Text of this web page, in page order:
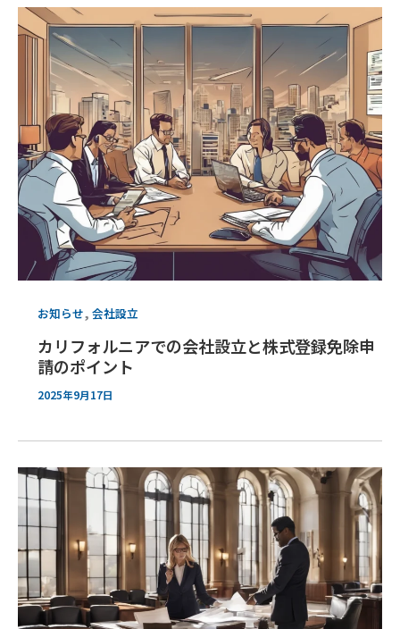
お知らせ, 会社設立
カリフォルニアでの会社設立と株式登録免除申
請のポイント
2025年9月17日